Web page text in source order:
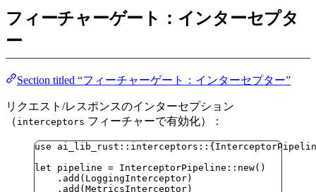
フィーチャーゲート：インターセプタ
ー
Section titled “フィーチャーゲート：インターセプター”
リクエスト/レスポンスのインターセプション
（ interceptors フィーチャーで有効化）：
use ai_lib_rust :: interceptors ::
let
pipeline = InterceptorPipeline :: new()
. add (LoggingInterceptor)
. add (MetricsInterceptor)